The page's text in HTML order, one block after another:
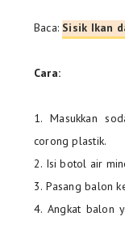
Baca: Sisik Ikan
Cara:
1. Masukkan
corong plastik.
2. Isi botol air
3. Pasang balon
4. Angkat balon